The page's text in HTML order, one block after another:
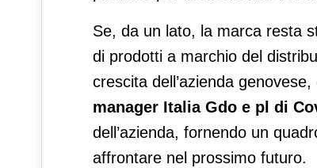
Se, da un lato, la marca resta
di prodotti a marchio del
crescita dell’azienda
manager Italia Gdo e pl di
dell’azienda, fornendo un
affrontare nel prossimo futuro.